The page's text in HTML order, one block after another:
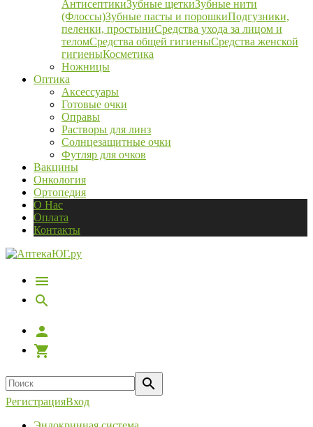
АнтисептикиЗубные щеткиЗубные нити
(Флоссы)Зубные пасты и порошкиПодгузники,
пеленки, простыниСредства ухода за лицом и
теломСредства общей гигиеныСредства женской
гигиеныКосметика
Ножницы
Оптика
Аксессуары
Готовые очки
Оправы
Растворы для линз
Солнцезащитные очки
Футляр для очков
Вакцины
Онкология
Ортопедия
О Нас
Оплата
Контакты
РегистрацияВход